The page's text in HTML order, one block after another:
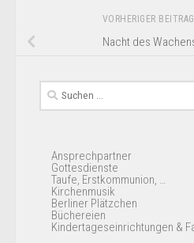
VORHERIGER BEITRAG
Nacht des
Suchen
nach:
Ansprechpartner
Gottesdienste
Taufe, Erstkommunion, …
Kirchenmusik
Berliner Plätzchen
Büchereien
Kindertageseinrichtungen &